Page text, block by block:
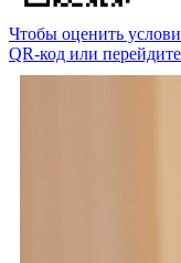
Чтобы оценить
QR-код или